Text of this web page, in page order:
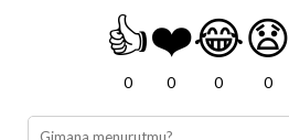
👍
0
❤️
0
😂
0
😧
0